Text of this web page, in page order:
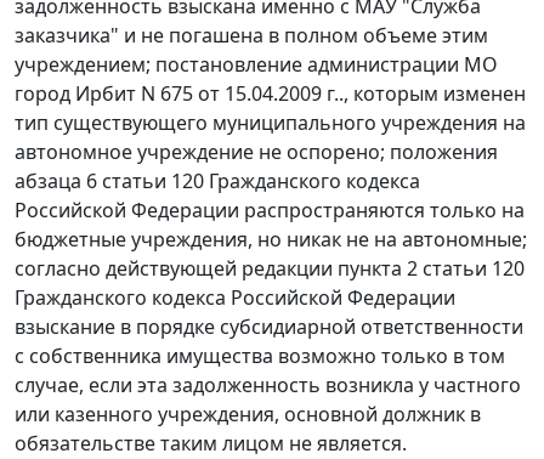
задолженность взыскана именно с МАУ "Служба
заказчика" и не погашена в полном объеме этим
учреждением; постановление администрации МО
город Ирбит N 675 от 15.04.2009 г.., которым изменен
тип существующего муниципального учреждения на
автономное учреждение не оспорено; положения
абзаца 6 статьи 120 Гражданского кодекса
Российской Федерации распространяются только на
бюджетные учреждения, но никак не на автономные;
согласно действующей редакции пункта 2 статьи 120
Гражданского кодекса Российской Федерации
взыскание в порядке субсидиарной ответственности
с собственника имущества возможно только в том
случае, если эта задолженность возникла у частного
или казенного учреждения, основной должник в
обязательстве таким лицом не является.